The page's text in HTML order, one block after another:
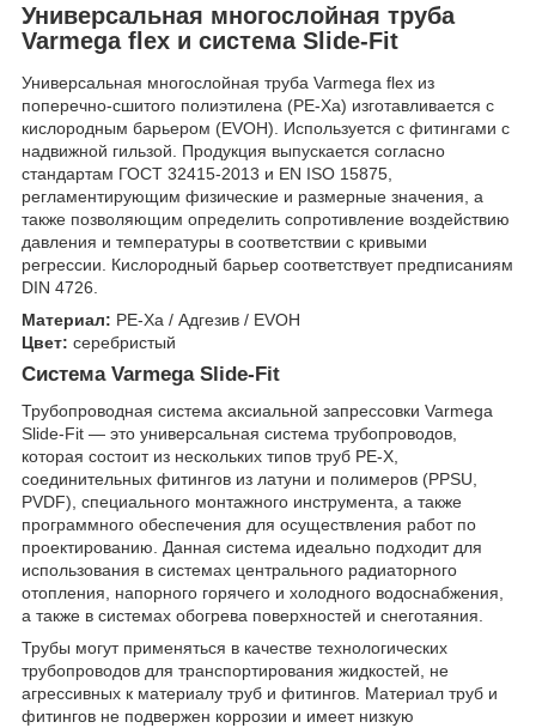
Универсальная многослойная труба
Varmega flex и система Slide-Fit
Универсальная многослойная труба Varmega flex из
поперечно-сшитого полиэтилена (PE-Xa) изготавливается с
кислородным барьером (EVOH). Используется с фитингами с
надвижной гильзой. Продукция выпускается согласно
стандартам ГОСТ 32415-2013 и EN ISO 15875,
регламентирующим физические и размерные значения, а
также позволяющим определить сопротивление воздействию
давления и температуры в соответствии с кривыми
регрессии. Кислородный барьер соответствует предписаниям
DIN 4726.
Материал: PE-Xa / Адгезив / EVOH
Цвет: серебристый
Система Varmega Slide-Fit
Трубопроводная система аксиальной запрессовки Varmega
Slide-Fit — это универсальная система трубопроводов,
которая состоит из нескольких типов труб PE-X,
соединительных фитингов из латуни и полимеров (PPSU,
PVDF), специального монтажного инструмента, а также
программного обеспечения для осуществления работ по
проектированию. Данная система идеально подходит для
использования в системах центрального радиаторного
отопления, напорного горячего и холодного водоснабжения,
а также в системах обогрева поверхностей и снеготаяния.
Трубы могут применяться в качестве технологических
трубопроводов для транспортирования жидкостей, не
агрессивных к материалу труб и фитингов. Материал труб и
фитингов не подвержен коррозии и имеет низкую